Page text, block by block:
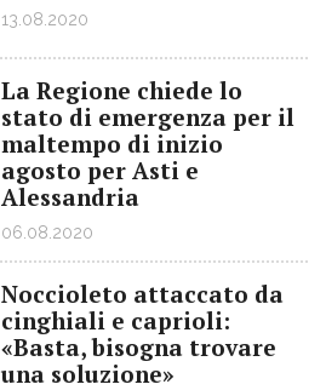
13.08.2020
La Regione chiede lo
stato di emergenza per il
maltempo di inizio
agosto per Asti e
Alessandria
06.08.2020
Noccioleto attaccato da
cinghiali e caprioli:
«Basta, bisogna trovare
una soluzione»